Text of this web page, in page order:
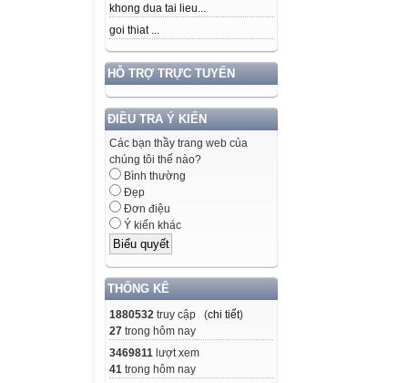
khong dua tai lieu...
goi thiat ...
HỖ TRỢ TRỰC TUYẾN
ĐIỀU TRA Ý KIẾN
Các bạn thầy trang web của
chúng tôi thế nào?
Bình thường
Đẹp
Đơn điệu
Ý kiến khác
THỐNG KÊ
1880532 truy cập (chi tiết)
27 trong hôm nay
3469811 lượt xem
41 trong hôm nay